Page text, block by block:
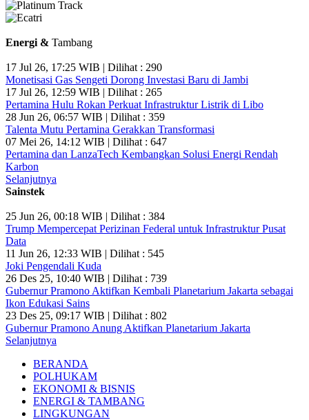
Energi & Tambang
17 Jul 26, 17:25 WIB | Dilihat : 290
Monetisasi Gas Sengeti Dorong Investasi Baru di Jambi
17 Jul 26, 12:59 WIB | Dilihat : 265
Pertamina Hulu Rokan Perkuat Infrastruktur Listrik di Libo
28 Jun 26, 06:57 WIB | Dilihat : 359
Talenta Mutu Pertamina Gerakkan Transformasi
07 Mei 26, 14:12 WIB | Dilihat : 647
Pertamina dan LanzaTech Kembangkan Solusi Energi Rendah
Karbon
Selanjutnya
Sainstek
25 Jun 26, 00:18 WIB | Dilihat : 384
Trump Mempercepat Perizinan Federal untuk Infrastruktur Pusat
Data
11 Jun 26, 12:33 WIB | Dilihat : 545
Joki Pengendali Kuda
26 Des 25, 10:40 WIB | Dilihat : 739
Gubernur Pramono Aktifkan Kembali Planetarium Jakarta sebagai
Ikon Edukasi Sains
23 Des 25, 09:17 WIB | Dilihat : 802
Gubernur Pramono Anung Aktifkan Planetarium Jakarta
Selanjutnya
BERANDA
POLHUKAM
EKONOMI & BISNIS
ENERGI & TAMBANG
LINGKUNGAN